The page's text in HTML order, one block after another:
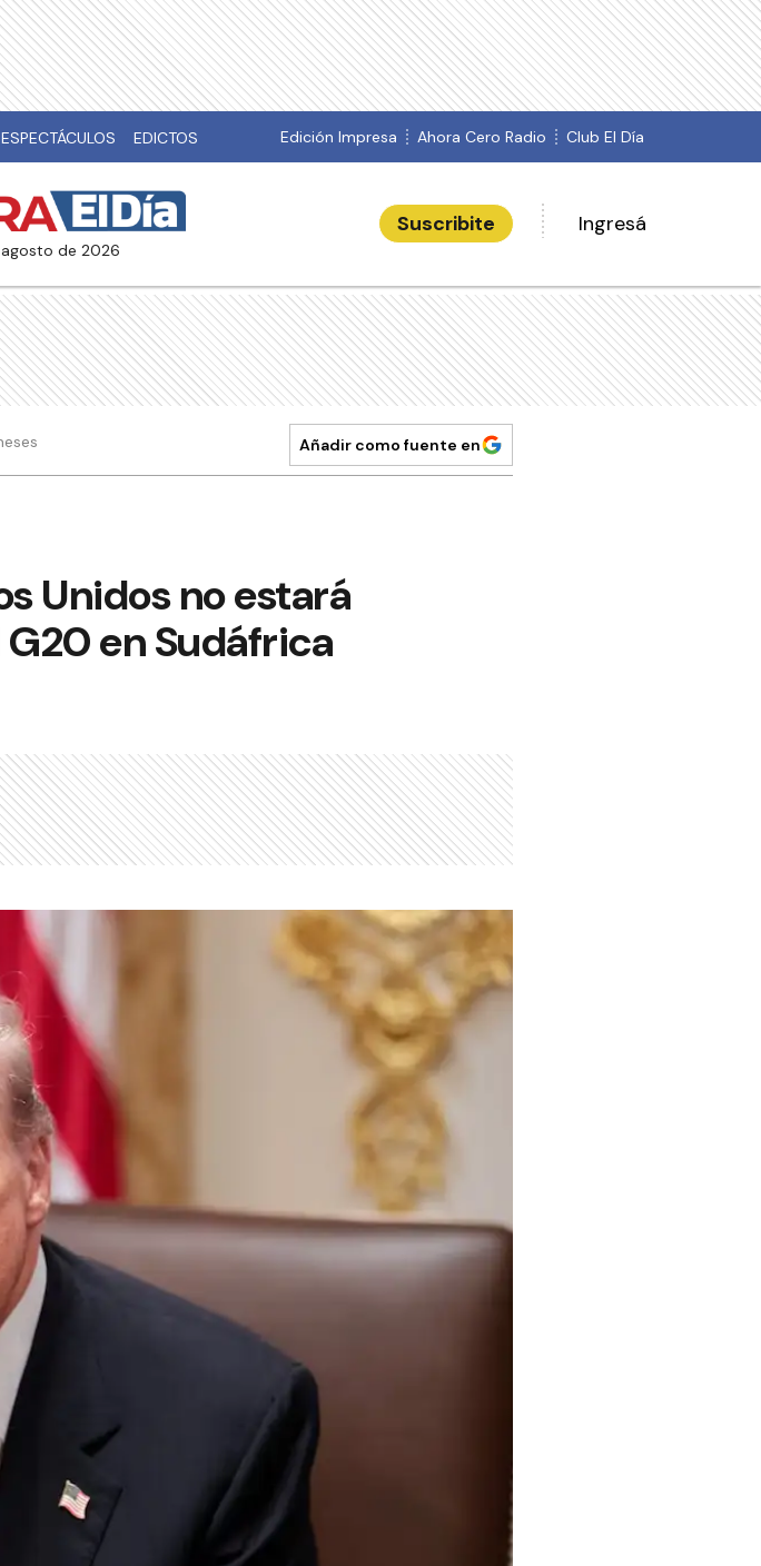
ESPECTÁCULOS EDICTOS Edición Impresa Ahora Cero Radio Club El Día
agosto de 2026
Suscribite Ingresá
Añadir como fuente en
Unidos no estará
en Sudáfrica